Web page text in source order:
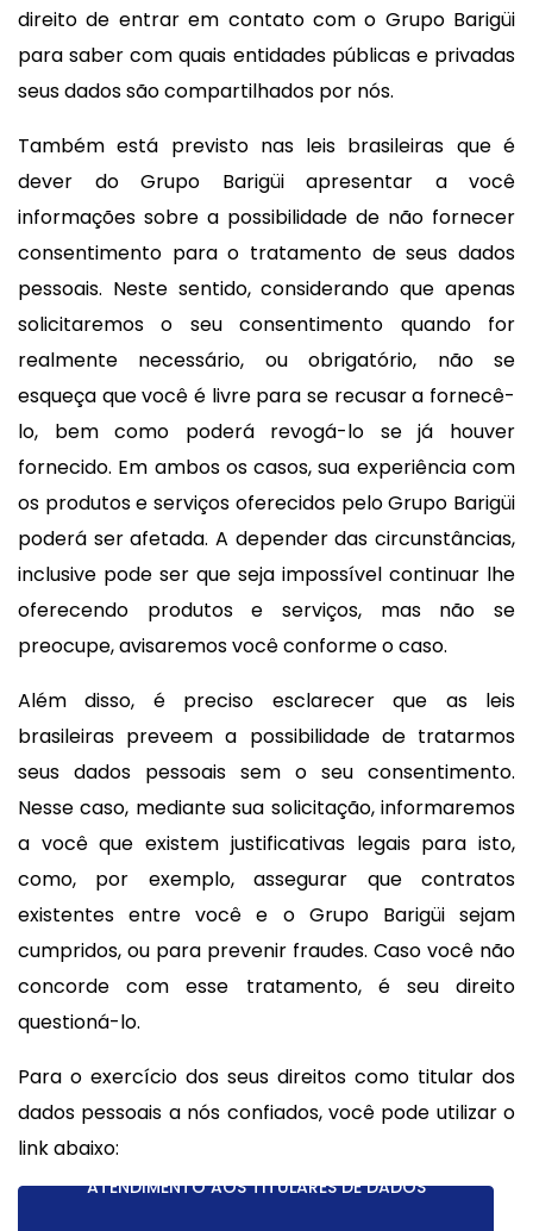
direito de entrar em contato com o Grupo Barigüi
para saber com quais entidades públicas e privadas
seus dados são compartilhados por nós.
Também está previsto nas leis brasileiras que é
dever do Grupo Barigüi apresentar a você
informações sobre a possibilidade de não fornecer
consentimento para o tratamento de seus dados
pessoais. Neste sentido, considerando que apenas
solicitaremos o seu consentimento quando for
realmente necessário, ou obrigatório, não se
esqueça que você é livre para se recusar a fornecê-
lo, bem como poderá revogá-lo se já houver
fornecido. Em ambos os casos, sua experiência com
os produtos e serviços oferecidos pelo Grupo Barigüi
poderá ser afetada. A depender das circunstâncias,
inclusive pode ser que seja impossível continuar lhe
oferecendo produtos e serviços, mas não se
preocupe, avisaremos você conforme o caso.
Além disso, é preciso esclarecer que as leis
brasileiras preveem a possibilidade de tratarmos
seus dados pessoais sem o seu consentimento.
Nesse caso, mediante sua solicitação, informaremos
a você que existem justificativas legais para isto,
como, por exemplo, assegurar que contratos
existentes entre você e o Grupo Barigüi sejam
cumpridos, ou para prevenir fraudes. Caso você não
concorde com esse tratamento, é seu direito
questioná-lo.
Para o exercício dos seus direitos como titular dos
dados pessoais a nós confiados, você pode utilizar o
link abaixo:
ATENDIMENTO AOS TITULARES DE DADOS